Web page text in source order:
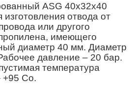
ASG 40х32х40
изготовления отвода от
или другого
имеющего
диаметр 40 мм. Диаметр
давление – 20 бар.
температура
+95 Со.